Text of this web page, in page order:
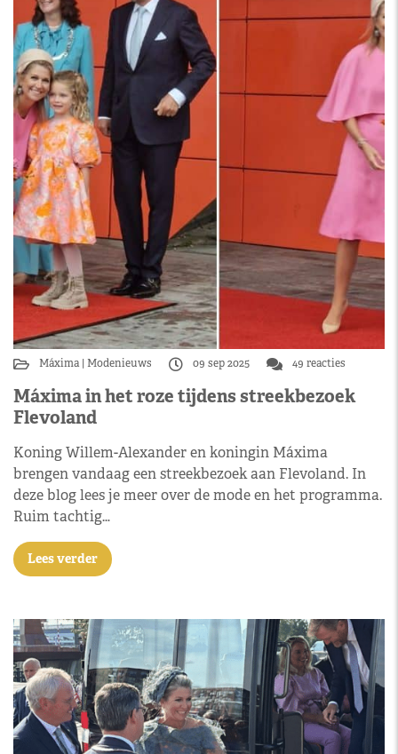
Máxima Modenieuws 09 sep 2025 49 reacties
Máxima in het roze tijdens streekbezoek
Flevoland
Koning Willem-Alexander en koningin Máxima
brengen vandaag een streekbezoek aan Flevoland. In
deze blog lees je meer over de mode en het programma.
Ruim tachtig…
Lees verder